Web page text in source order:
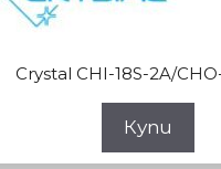
Crystal CHI-18S-2A/
Купи